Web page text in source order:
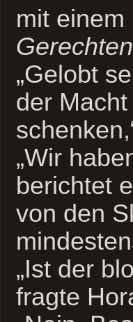
mit
Gerechten
„Gelobt
der
„Wir
berichtet
von den
„Ist der
fragte